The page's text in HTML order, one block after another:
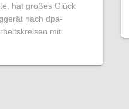
hat großes Glück
nach dpa-
mit